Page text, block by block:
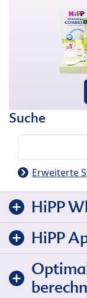
Suche
Erweiterte
HiPP
HiPP